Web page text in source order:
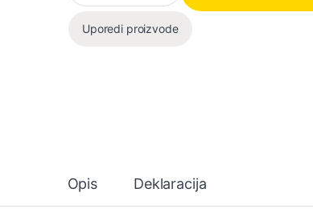
Uporedi proizvode
Opis Deklaracija